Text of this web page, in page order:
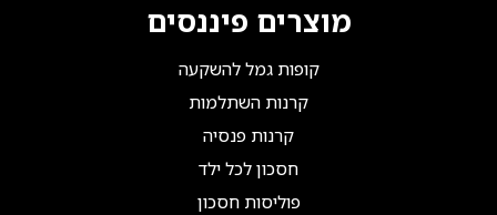
מוצרים פיננסים
קופות גמל להשקעה
קרנות השתלמות
קרנות פנסיה
חסכון לכל ילד
פוליסות חסכון